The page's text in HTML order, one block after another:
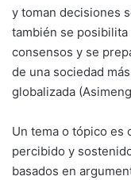
y toman decisiones
también se
consensos y se
de una sociedad
globalizada
Un tema o tópico es
percibido y
basados en